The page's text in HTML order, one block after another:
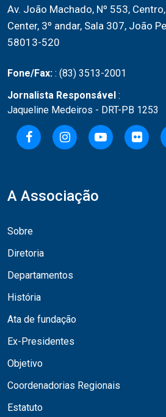
Av. João Machado, Nº 553,
Center, 3º andar, Sala 307, João
58013-520
Fone/Fax: : (83) 3513-2001
Jornalista Responsável :
Jaqueline Medeiros - DRT-PB 1253
A Associação
Sobre
Diretoria
Departamentos
História
Ata de fundação
Ex-Presidentes
Objetivo
Coordenadorias Regionais
Estatuto